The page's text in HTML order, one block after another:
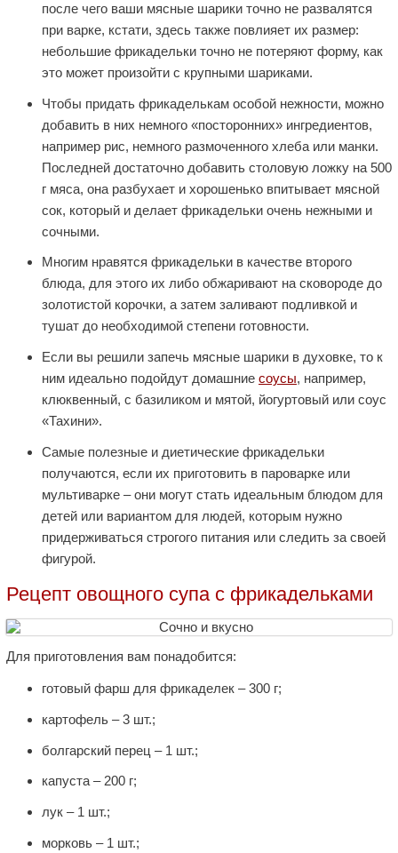
после чего ваши мясные шарики точно не развалятся
при варке, кстати, здесь также повлияет их размер:
небольшие фрикадельки точно не потеряют форму, как
это может произойти с крупными шариками.
Чтобы придать фрикаделькам особой нежности, можно
добавить в них немного «посторонних» ингредиентов,
например рис, немного размоченного хлеба или манки.
Последней достаточно добавить столовую ложку на 500
г мяса, она разбухает и хорошенько впитывает мясной
сок, который и делает фрикадельки очень нежными и
сочными.
Многим нравятся фрикадельки в качестве второго
блюда, для этого их либо обжаривают на сковороде до
золотистой корочки, а затем заливают подливкой и
тушат до необходимой степени готовности.
Если вы решили запечь мясные шарики в духовке, то к
ним идеально подойдут домашние соусы, например,
клюквенный, с базиликом и мятой, йогуртовый или соус
«Тахини».
Самые полезные и диетические фрикадельки
получаются, если их приготовить в пароварке или
мультиварке – они могут стать идеальным блюдом для
детей или вариантом для людей, которым нужно
придерживаться строгого питания или следить за своей
фигурой.
Рецепт овощного супа с фрикадельками
Для приготовления вам понадобится:
готовый фарш для фрикаделек – 300 г;
картофель – 3 шт.;
болгарский перец – 1 шт.;
капуста – 200 г;
лук – 1 шт.;
морковь – 1 шт.;